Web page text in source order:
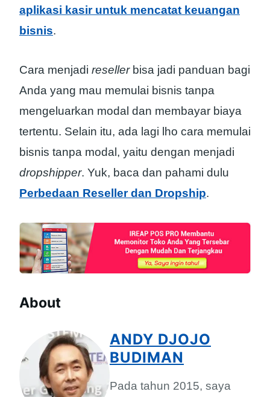
aplikasi kasir untuk mencatat keuangan
bisnis.
Cara menjadi resellerbisa jadi panduan bagi
Anda yang mau memulai bisnis tanpa
mengeluarkan modal dan membayar biaya
tertentu. Selain itu, ada lagi lho cara memulai
bisnis tanpa modal, yaitu dengan menjadi
dropshipper. Yuk, baca dan pahami dulu
Perbedaan Reseller dan Dropship.
About
ANDY DJOJO
BUDIMAN
Pada tahun 2015, saya